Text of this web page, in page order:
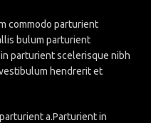
commodo parturient
bulum parturient
parturient scelerisque nibh
hendrerit et
a.Parturient in